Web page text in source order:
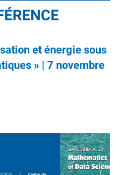
et énergie sous
» | 7 novembre